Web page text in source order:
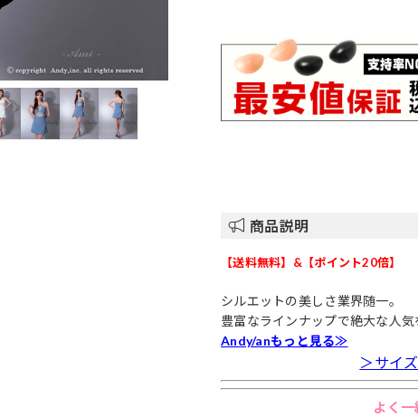
商品説明
【送料無料】&【ポイント20倍】
シルエットの美しさ業界随一。
豊富なラインナップで絶大な人気
Andy/anもっと見る≫
＞サイ
よく